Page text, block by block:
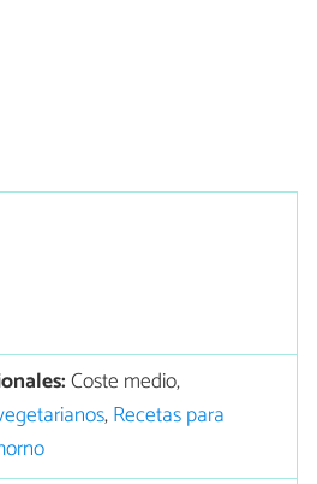
Coste medio,
,Recetas para